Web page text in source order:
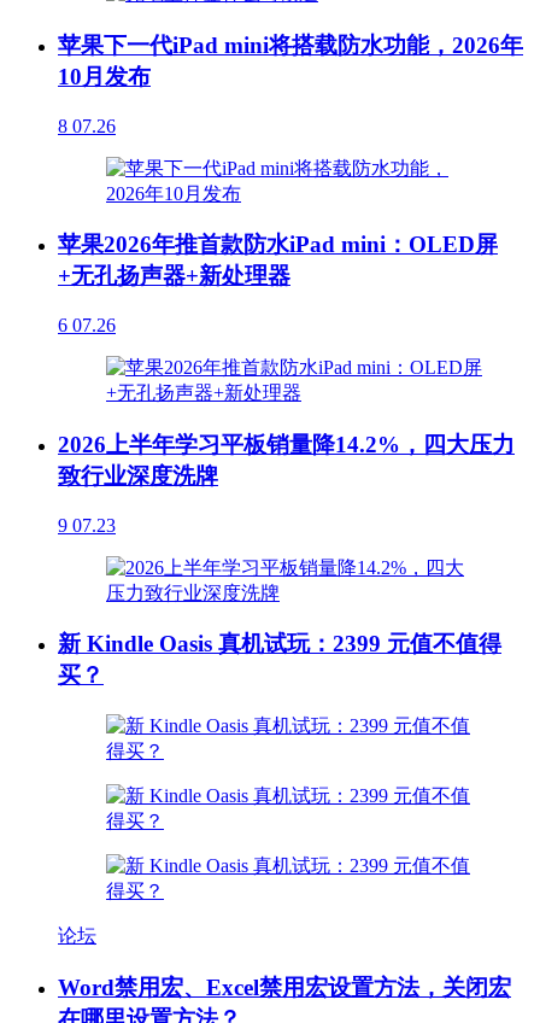
苹果下一代iPad mini将搭载防水功能，2026年
10月发布
8 07.26
苹果2026年推首款防水iPad mini：OLED屏
+无孔扬声器+新处理器
6 07.26
2026上半年学习平板销量降14.2%，四大压力
致行业深度洗牌
9 07.23
新 Kindle Oasis 真机试玩：2399 元值不值得
买？
论坛
Word禁用宏、Excel禁用宏设置方法，关闭宏